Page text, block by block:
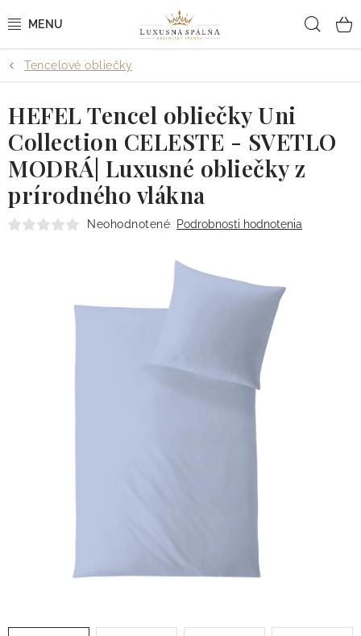
na
POSTEĽNÉ OBLIEČKY
POSTEĽNÉ PLACHTY
PREHOZY A PAPLÓNY
VANKÚŠE A OBLIEČKY
Tencelové obliečky
HEFEL Tencel obliečky Uni
Collection CELESTE - SVETLO
MODRÁ| Luxusné obliečky z
prírodného vlákna
Neohodnotené Podrobnosti hodnotenia